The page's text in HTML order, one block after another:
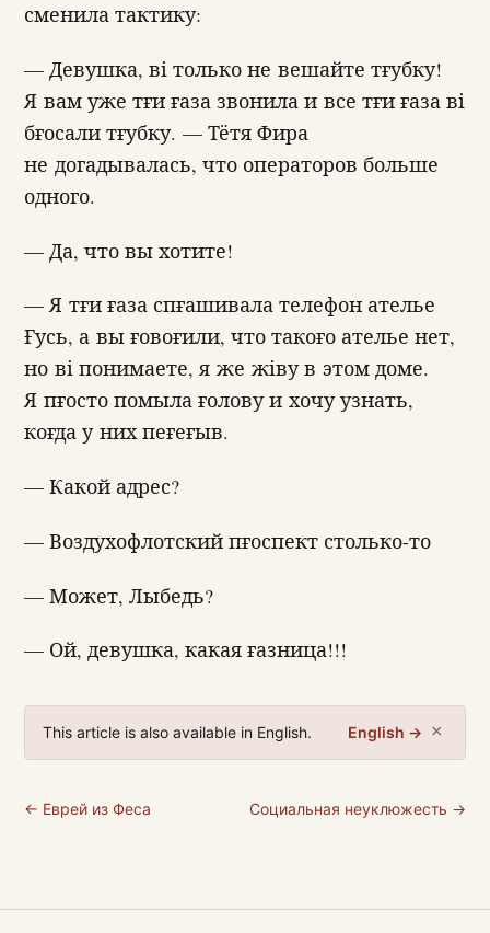
сменила тактику:
— Девушка, ві только не вешайте тғубку!
Я вам уже тғи ғаза звонила и все тғи ғаза ві
бғосали тғубку. — Тётя Фира
не догадывалась, что операторов больше
одного.
— Да, что вы хотите!
— Я тғи ғаза спғашивала телефон ателье
Ғусь, а вы ғовоғили, что такоғо ателье нет,
но ві понимаете, я же жіву в этом доме.
Я пғосто помыла ғолову и хочу узнать,
коғда у них пеғеғыв.
— Какой адрес?
— Воздухофлотский пғоспект столько-то
— Может, Лыбедь?
— Ой, девушка, какая ғазница!!!
This article is also available in English. English → ×
← Еврей из Феса Социальная неуклюжесть →